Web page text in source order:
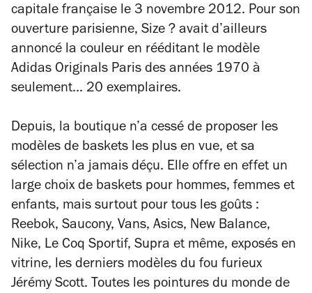
capitale française le 3 novembre 2012. Pour son
ouverture parisienne, Size ? avait d’ailleurs
annoncé la couleur en rééditant le modèle
Adidas Originals Paris des années 1970 à
seulement... 20 exemplaires.
Depuis, la boutique n’a cessé de proposer les
modèles de baskets les plus en vue, et sa
sélection n’a jamais déçu. Elle offre en effet un
large choix de baskets pour hommes, femmes et
enfants, mais surtout pour tous les goûts :
Reebok, Saucony, Vans, Asics, New Balance,
Nike, Le Coq Sportif, Supra et même, exposés en
vitrine, les derniers modèles du fou furieux
Jérémy Scott. Toutes les pointures du monde de